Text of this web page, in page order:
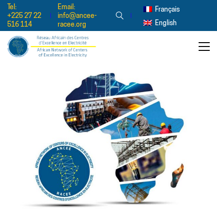
Tel:
+225 27 22
516 114
Email:
info@ancee-
racee.org
Français
English